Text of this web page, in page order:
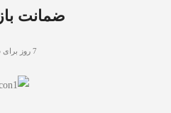
ضمانت
7 روز برای شما